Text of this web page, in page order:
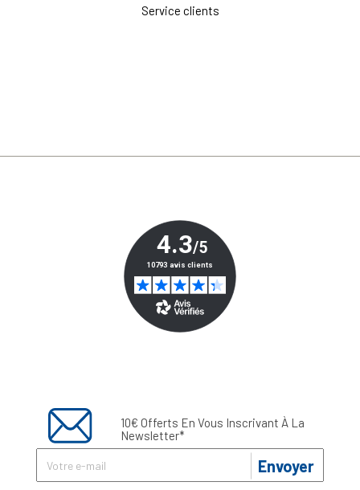
Service clients
10€ Offerts En Vous Inscrivant À La
Newsletter*
Envoyer